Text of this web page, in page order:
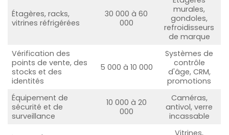
Étagères, racks,
vitrines réfrigérées
30 000 à 60
000
murales,
gondoles,
refroidisseurs
de marque
Vérification des
points de vente, des
stocks et des
identités
5 000 à 10 000
Systèmes de
contrôle
d'âge, CRM,
promotions
Équipement de
sécurité et de
surveillance
10 000 à 20
000
Caméras,
antivol, verre
incassable
Vitrines,